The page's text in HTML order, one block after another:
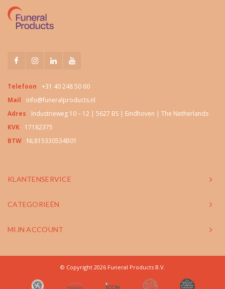
Telefoon
+31 40 248 50 60
Mail
info@funeralproducts.nl
Adres
Industrieweg 10 – 12 | 5627 BS | Eindhoven | The Netherlands
KVK
17182375
BTW
NL815330534B01
KLANTENSERVICE
CATEGORIEËN
MIJN ACCOUNT
© Copyright 2026 Funeral Products B.V.